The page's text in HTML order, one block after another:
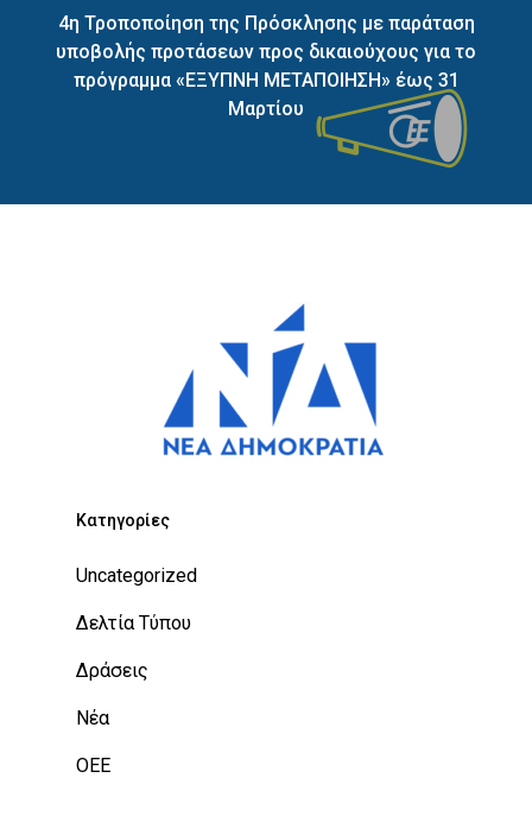
4η Τροποποίηση της Πρόσκλησης με παράταση
υποβολής προτάσεων προς δικαιούχους για το
πρόγραμμα «ΕΞΥΠΝΗ ΜΕΤΑΠΟΙΗΣΗ» έως 31
Μαρτίου
Kατηγορίες
Uncategorized
Δελτία Τύπου
Δράσεις
Νέα
ΟΕΕ